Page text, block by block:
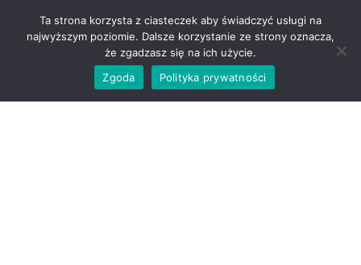
Ta strona korzysta z ciasteczek aby świadczyć usługi na
najwyższym poziomie. Dalsze korzystanie ze strony oznacza,
że zgadzasz się na ich użycie.
Zgoda
Polityka prywatności